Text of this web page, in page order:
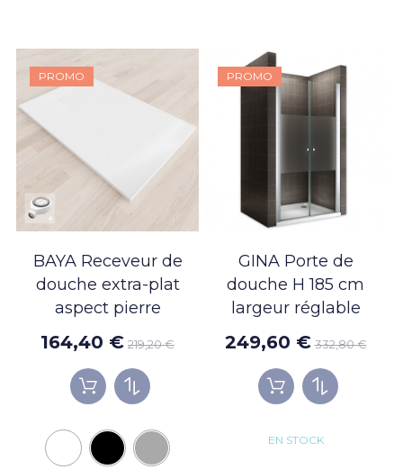
PROMO
BAYA Receveur de
douche extra-plat
aspect pierre
164,40 € 219,20 €
PROMO
GINA Porte de
douche H 185 cm
largeur réglable
249,60 € 332,80 €
EN STOCK